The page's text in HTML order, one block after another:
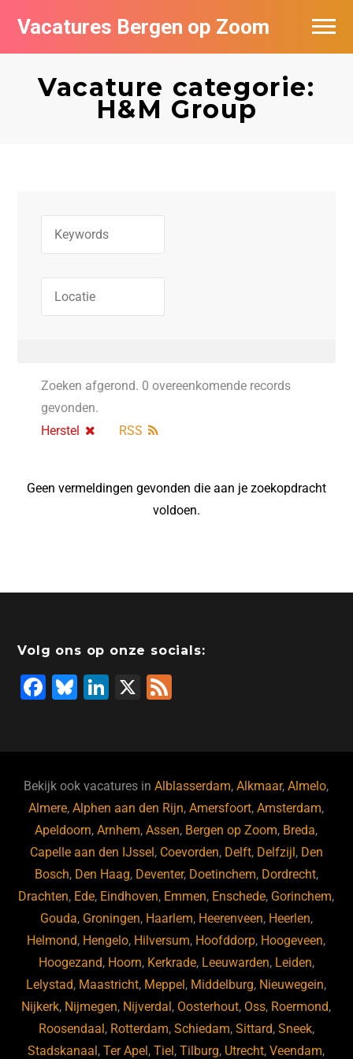
Vacatures Bergen op Zoom
Vacature categorie:
H&M Group
Zoeken afgerond. 0 overeenkomende records
gevonden.
Herstel
RSS
Geen vermeldingen gevonden die aan je zoekopdracht
voldoen.
Volg ons op onze socials:
F
b
o
o
k
Bl
ky
Li
dI
n
X
Bekijk ook vacatures inAlblasserdam,Alkmaar,Almelo,
Almere,Alphen aan den Rijn,Amersfoort,Amsterdam,
Apeldoorn,Arnhem,Assen, Bergen op Zoom, Breda,
Capelle aan den IJssel , Coevorden, Delft, Delfzijl , Den
Bosch, Den Haag, Deventer, Doetinchem, Dordrecht,
Drachten, Ede, Eindhoven, Emmen, Enschede, Gorinchem,
Gouda, Groningen, Haarlem, Heerenveen, Heerlen,
Helmond, Hengelo, Hilversum, Hoofddorp, Hoogeveen,
Hoogezand, Hoorn, Kerkrade, Leeuwarden, Leiden,
Lelystad, Maastricht, Meppel , Middelburg, Nieuwegein,
Nijkerk, Nijmegen, Nijverdal , Oosterhout, Oss, Roermond,
Roosendaal , Rotterdam, Schiedam, Sittard, Sneek,
Stadskanaal ,Ter Apel ,Tiel ,Tilburg, Utrecht,Veendam,
Vacatures per bedrijf
De populairste vacatures in Bergen op